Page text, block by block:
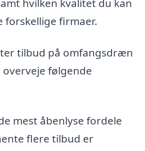
forskellige firmaer.
tilbud på omfangsdræn
overveje følgende
mest åbenlyse fordele
flere tilbud er